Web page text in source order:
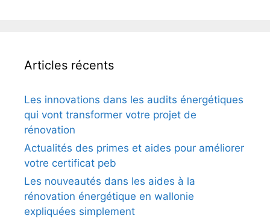
Articles récents
Les innovations dans les audits énergétiques
qui vont transformer votre projet de
rénovation
Actualités des primes et aides pour améliorer
votre certificat peb
Les nouveautés dans les aides à la
rénovation énergétique en wallonie
expliquées simplement